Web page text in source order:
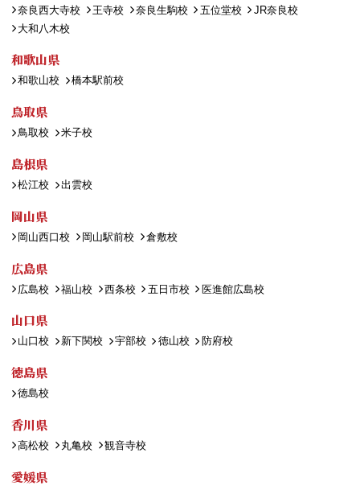
奈良西大寺校 王寺校 奈良生駒校 五位堂校
JR奈良校
大和八木校
和歌山県
和歌山校 橋本駅前校
鳥取県
鳥取校 米子校
島根県
松江校 出雲校
岡山県
岡山西口校 岡山駅前校 倉敷校
広島県
広島校 福山校 西条校 五日市校 医進館広島校
山口県
山口校 新下関校 宇部校 徳山校 防府校
徳島県
徳島校
香川県
高松校 丸亀校 観音寺校
愛媛県